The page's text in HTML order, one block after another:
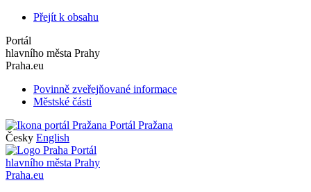
Přejít k obsahu
Portál
hlavního města Prahy
Praha.eu
Povinně zveřejňované informace
Městské části
Portál Pražana
Česky English
Portál
hlavního města Prahy
Praha.eu